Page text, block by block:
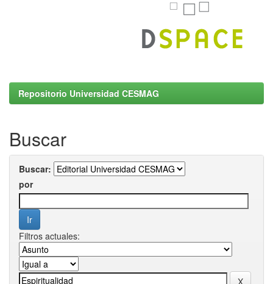
Repositorio Universidad CESMAG
Buscar
Buscar:
por
Filtros actuales: